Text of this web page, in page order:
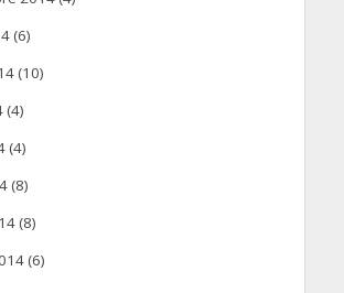
(6)
(10)
(4)
(4)
(8)
(8)
(6)